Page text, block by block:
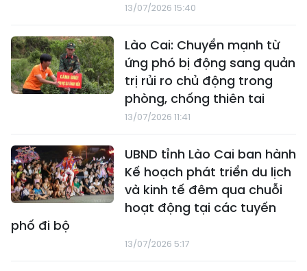
13/07/2026 15:40
Lào Cai: Chuyển mạnh từ
ứng phó bị động sang quản
trị rủi ro chủ động trong
phòng, chống thiên tai
13/07/2026 11:41
UBND tỉnh Lào Cai ban hành
Kế hoạch phát triển du lịch
và kinh tế đêm qua chuỗi
hoạt động tại các tuyến
phố đi bộ
13/07/2026 5:17